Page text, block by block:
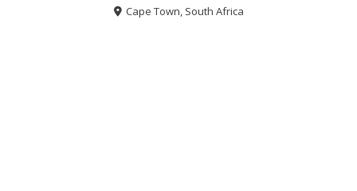
Cape Town, South Africa